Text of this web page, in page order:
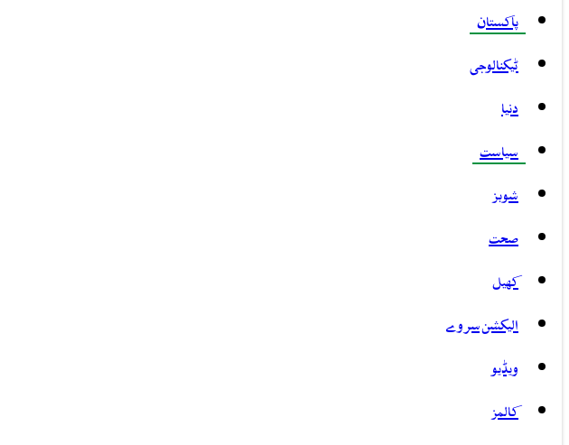
پاکستان
ٹیکنالوجی
دنیا
سیاست
شوبز
صحت
کھیل
الیکشن سروے
ویڈیو
کالمز